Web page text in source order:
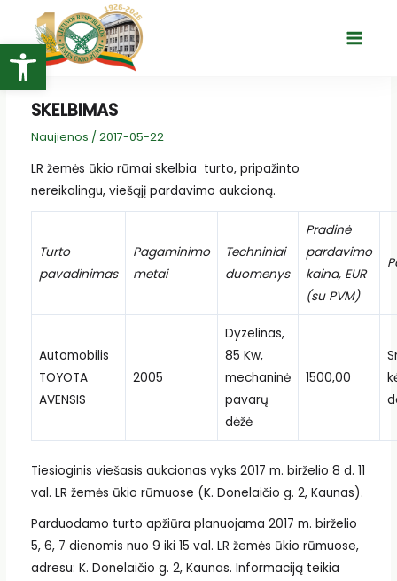
Open toolbar
turinio
Main
SKELBIMAS
Naujienos / 2017-05-22
LR žemės ūkio rūmai skelbia turto, pripažinto
nereikalingu, viešąjį pardavimo aukcioną.
Turto
pavadinimas
Pagaminimo
metai
Techniniai
duomenys
Pradinė
pardavimo
kaina, EUR
(su PVM)
Automobilis
TOYOTA
AVENSIS
2005
Dyzelinas,
85 Kw,
mechaninė
pavarų
dėžė
1500,00
Tiesioginis viešasis aukcionas vyks 2017 m. birželio 8 d. 11
val. LR žemės ūkio rūmuose (K. Donelaičio g. 2, Kaunas).
Parduodamo turto apžiūra planuojama 2017 m. birželio
5, 6, 7 dienomis nuo 9 iki 15 val. LR žemės ūkio rūmuose,
adresu: K. Donelaičio g. 2, Kaunas. Informaciją teikia